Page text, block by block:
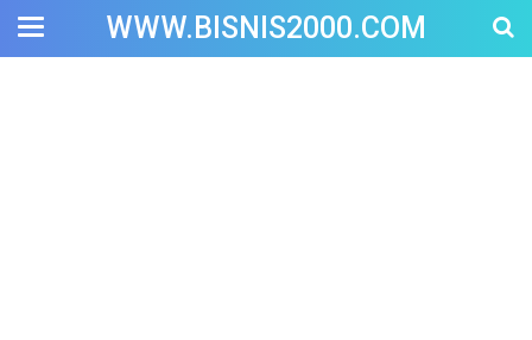
WWW.BISNIS2000.COM